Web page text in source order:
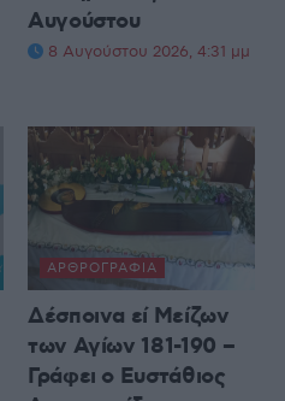
Αυγούστου
8 Αυγούστου 2026, 4:31 μμ
ΑΡΘΡΟΓΡΑΦΊΑ
Δέσποινα εί Μείζων
των Αγίων 181-190 –
Γράφει ο Ευστάθιος